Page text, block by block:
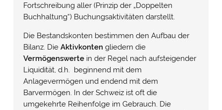
Fortschreibung aller (Prinzip der „Doppelten
Buchhaltung“) Buchungsaktivitäten darstellt.
Die Bestandskonten bestimmen den Aufbau der
Bilanz. Die Aktivkonten gliedern die
Vermögenswertein der Regel nach aufsteigender
Liquidität, d.h. beginnend mit dem
Anlagevermögen und endend mit dem
Barvermögen. In der Schweiz ist oft die
umgekehrte Reihenfolge im Gebrauch. Die